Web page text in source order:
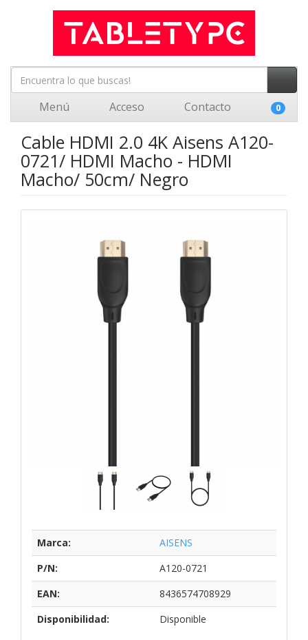
Menú Acceso Contacto 0
Cable HDMI 2.0 4K Aisens A120-
0721/ HDMI Macho - HDMI
Macho/ 50cm/ Negro
Marca:
AISENS
P/N:
A120-0721
EAN:
8436574708929
Disponibilidad:
Disponible